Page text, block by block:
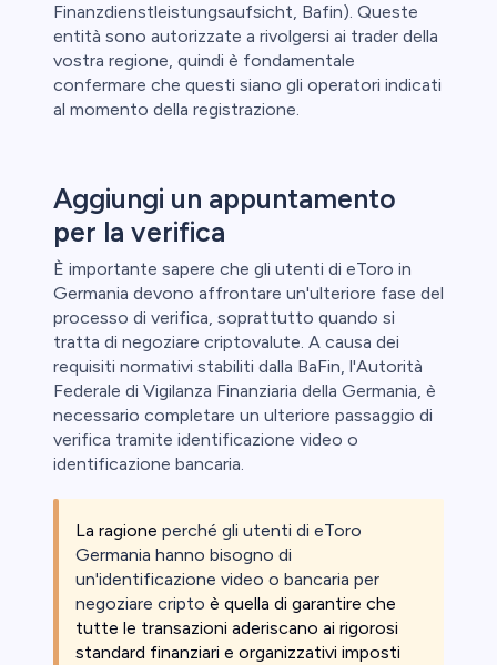
Finanzdienstleistungsaufsicht, Bafin). Queste
entità sono autorizzate a rivolgersi ai trader della
vostra regione, quindi è fondamentale
confermare che questi siano gli operatori indicati
al momento della registrazione.
Aggiungi un appuntamento
per la verifica
È importante sapere che gli utenti di eToro in
Germania devono affrontare un'ulteriore fase del
processo di verifica, soprattutto quando si
tratta di negoziare criptovalute. A causa dei
requisiti normativi stabiliti dalla BaFin, l'Autorità
Federale di Vigilanza Finanziaria della Germania, è
necessario completare un ulteriore passaggio di
verifica tramite identificazione video o
identificazione bancaria.
La ragione perché gli utenti di eToro
Germania hanno bisogno di
un'identificazione video o bancaria per
negoziare cripto è quella di garantire che
tutte le transazioni aderiscano ai rigorosi
standard finanziari e organizzativi imposti